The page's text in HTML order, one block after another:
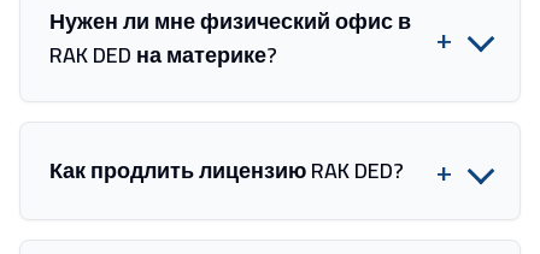
Нужен ли мне физический офис в
RAK DED на материке?
+
Как продлить лицензию RAK DED? +